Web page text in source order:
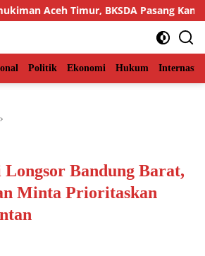
Aceh Timur, BKSDA Pasang Kamera
Politik Ekonomi Hukum
Bandung Barat,
Minta Prioritaskan